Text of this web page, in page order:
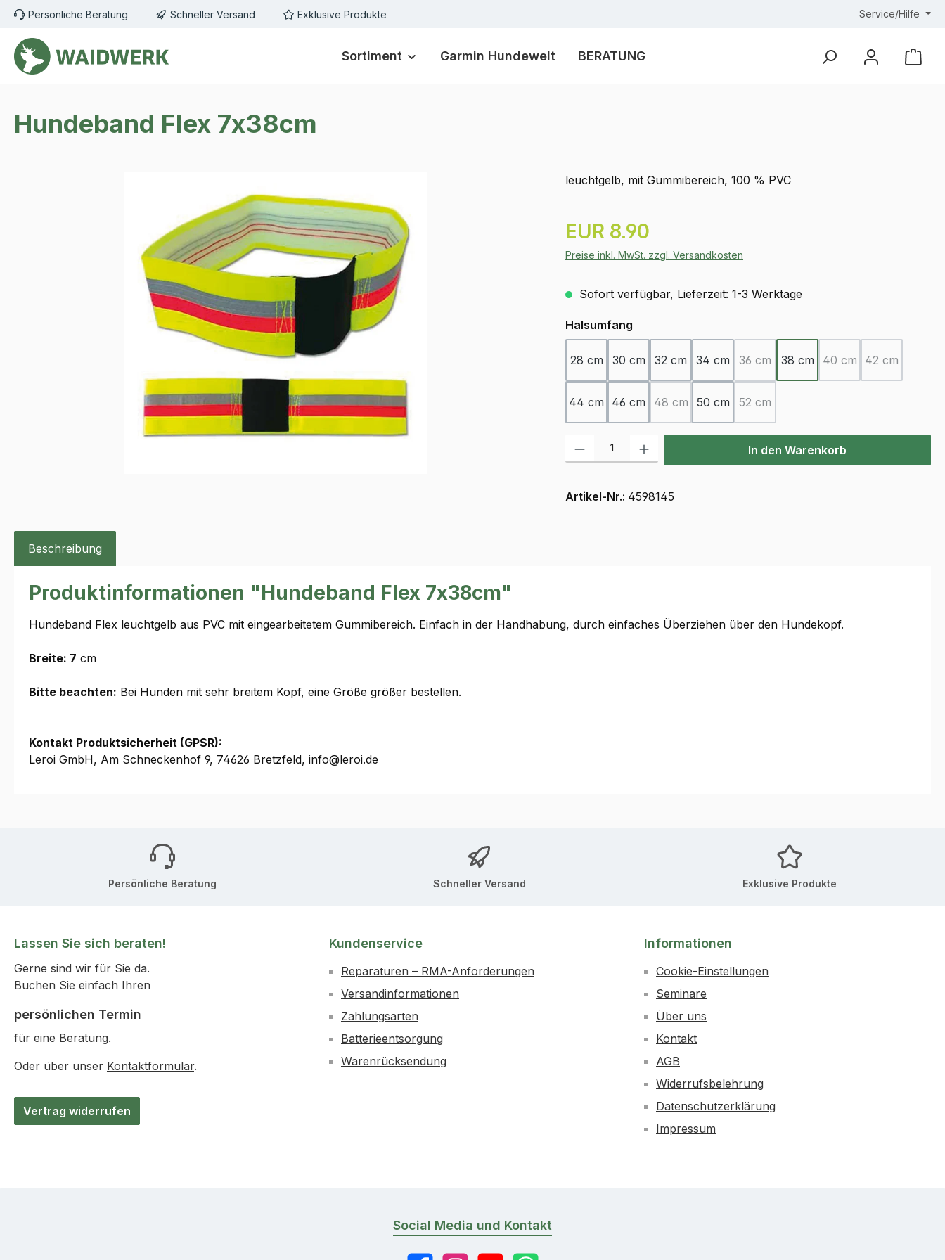
Hauptinhalt springen
Zur Suche springen
Zur Hauptnavigation springen
Persönliche Beratung Schneller Versand Exklusive Produkte Service/Hilfe
Sortiment Garmin Hundewelt BERATUNG
Hundeband Flex 7x38cm
leuchtgelb, mit Gummibereich, 100 % PVC
Regulärer Preis:
EUR 8.90
Preise inkl. MwSt. zzgl. Versandkosten
Sofort verfügbar, Lieferzeit: 1-3 Werktage
Halsumfang
28 cm 30 cm 32 cm 34 cm 36 cm
(Diese Option ist zurzeit nicht verfügbar.)
38 cm 40 cm
(Diese Option ist
42 cm
(Diese
44 cm 46 cm 48 cm
(Diese Option ist zurzeit nicht verfügbar.)
50 cm 52 cm
(Diese Option ist zurzeit nicht verfügbar.)
Produkt Anzahl: Gib den gewünschten Wert ein oder benutze die Schaltflächen
In den Warenkorb
Artikel-Nr.: 4598145
Beschreibung
Produktinformationen "Hundeband Flex 7x38cm"
Hundeband Flex leuchtgelb aus PVC mit eingearbeitetem Gummibereich. Einfach in der Handhabung, durch einfaches Überziehen über den Hundekopf.
Breite: 7 cm
Bitte beachten: Bei Hunden mit sehr breitem Kopf, eine Größe größer bestellen.
Kontakt Produktsicherheit (GPSR):
Leroi GmbH, Am Schneckenhof 9, 74626 Bretzfeld, info@leroi.de
Persönliche Beratung Schneller Versand Exklusive Produkte
Lassen Sie sich beraten!
Gerne sind wir für Sie da.
Buchen Sie einfach Ihren
persönlichen Termin
für eine Beratung.
Oder über unser Kontaktformular.
Vertrag widerrufen
Kundenservice
Reparaturen – RMA-Anforderungen
Versandinformationen
Zahlungsarten
Batterieentsorgung
Warenrücksendung
Informationen
Cookie-Einstellungen
Seminare
Über uns
Kontakt
AGB
Widerrufsbelehrung
Datenschutzerklärung
Impressum
Social Media und Kontakt